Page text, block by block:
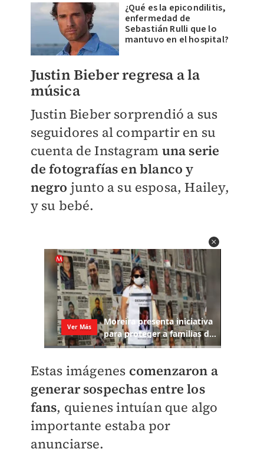
¿Qué es la epicondilitis,
enfermedad de
Sebastián Rulli que lo
mantuvo en el hospital?
Justin Bieber regresa a la
música
Justin Bieber sorprendió a sus
seguidores al compartir en su
cuenta de Instagram una serie
de fotografías en blanco y
negro junto a su esposa, Hailey,
y su bebé.
Estas imágenes comenzaron a
generar sospechas entre los
fans, quienes intuían que algo
importante estaba por
anunciarse.